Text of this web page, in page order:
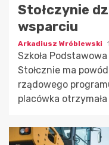
Stołczynie
wsparciu
Arkadiusz Wróblewski
Szkoła
Stołcznie ma
rządowego
placówka